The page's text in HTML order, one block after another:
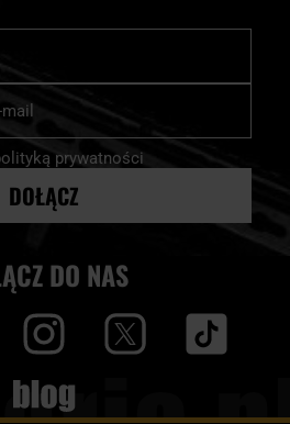
prywatności
DOŁĄCZ
DO NAS
Blog